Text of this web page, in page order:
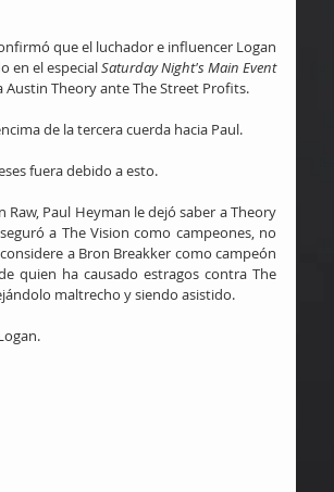
que el luchador e influencer Logan
en el especial Saturday Night's Main Event
Theory ante The Street Profits.
de la tercera cuerda hacia Paul.
fuera debido a esto.
Paul Heyman le dejó saber a Theory
a The Vision como campeones, no
a Bron Breakker como campeón
quien ha causado estragos contra The
maltrecho y siendo asistido.